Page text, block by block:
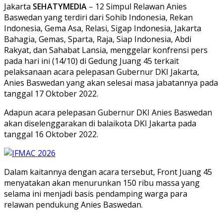
Jakarta SEHATYMEDIA – 12 Simpul Relawan Anies
Baswedan yang terdiri dari Sohib Indonesia, Rekan
Indonesia, Gema Asa, Relasi, Sigap Indonesia, Jakarta
Bahagia, Gemas, Sparta, Raja, Siap Indonesia, Abdi
Rakyat, dan Sahabat Lansia, menggelar konfrensi pers
pada hari ini (14/10) di Gedung Juang 45 terkait
pelaksanaan acara pelepasan Gubernur DKI Jakarta,
Anies Baswedan yang akan selesai masa jabatannya pada
tanggal 17 Oktober 2022.
Adapun acara pelepasan Gubernur DKI Anies Baswedan
akan diselenggarakan di balaikota DKI Jakarta pada
tanggal 16 Oktober 2022.
Dalam kaitannya dengan acara tersebut, Front Juang 45
menyatakan akan menurunkan 150 ribu massa yang
selama ini menjadi basis pendamping warga para
relawan pendukung Anies Baswedan.